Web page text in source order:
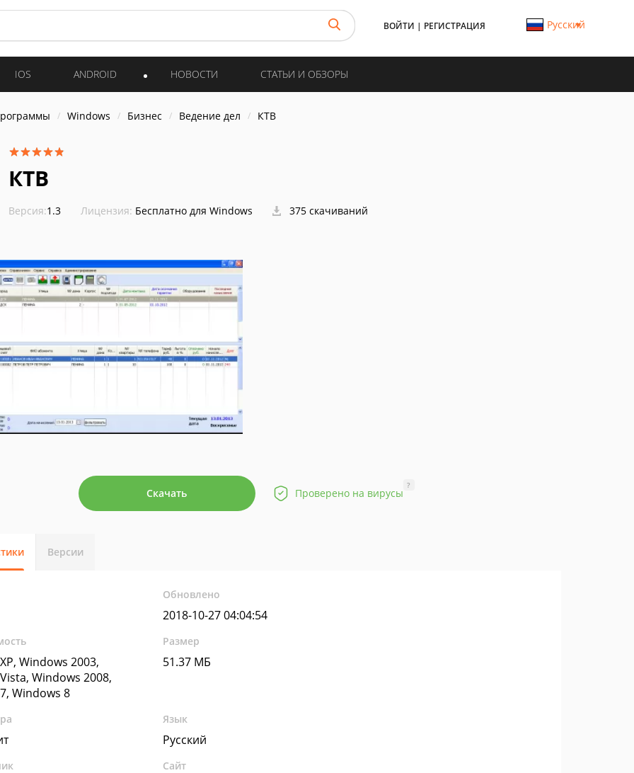
ВОЙТИ | РЕГИСТРАЦИЯ Русский
IOS ANDROID НОВОСТИ СТАТЬИ И ОБЗОРЫ
Windows Бизнес Ведение дел КТВ
КТВ
Версия:1.3 Лицензия: Бесплатно для Windows 375 скачиваний
Скачать Проверено на вирусы
?
Версии
Обновлено
2018-10-27 04:04:54
Windows 2003,
Windows 2008,
Windows 8
Размер
51.37 МБ
Язык
Русский
Сайт